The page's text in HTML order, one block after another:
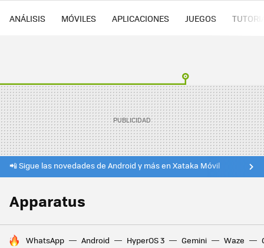
ANÁLISIS MÓVILES APLICACIONES JUEGOS
📲 Sigue las novedades de Android y más en Xataka Móvil
Apparatus
HOY SE HABLA DE
WhatsApp Android HyperOS 3 Gemini Waze